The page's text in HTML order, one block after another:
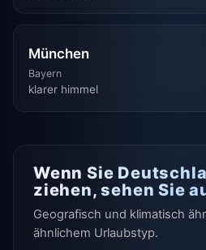
München
Bayern
klarer himmel
Wenn Sie
ziehen, sehen Sie
Geografisch und klimatisch
ähnlichem Urlaubstyp.